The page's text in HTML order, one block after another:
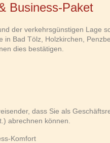
Business-Paket
der verkehrsgünstigen Lage
in Bad Tölz, Holzkirchen,
dies bestätigen.
dass Sie als
abrechnen können.
Komfort